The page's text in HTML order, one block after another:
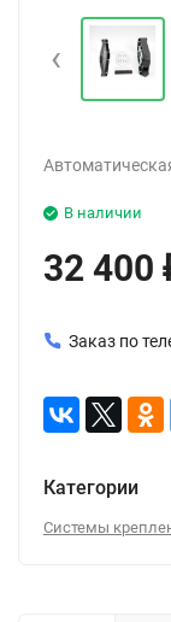
‹
В наличии
32 400
Заказ по
Категории
Системы